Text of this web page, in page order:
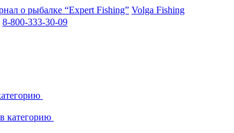
о рыбалке “Expert Fishing” Volga Fishing
8-800-333-30-09
категорию